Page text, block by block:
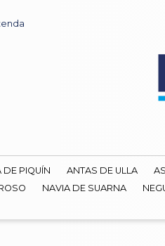
DE PIQUÍN ANTAS DE ULLA
NAVIA DE SUARNA